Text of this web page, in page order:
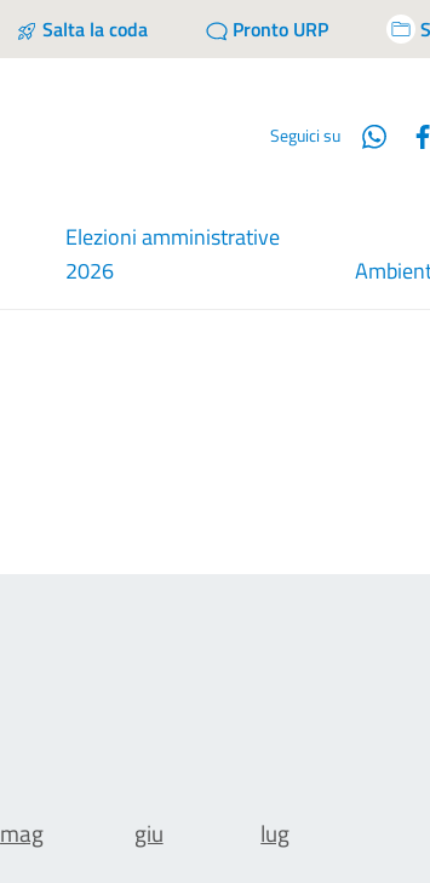
Salta la coda Pronto URP
Seguici su
Elezioni amministrative
2026
mag giu lug